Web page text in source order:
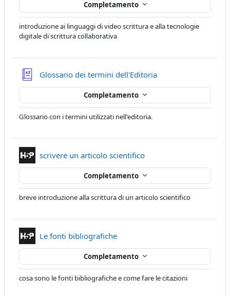
Completamento
introduzione ai linguaggi di video scrittura e alla tecnologie
digitale di scrittura collaborativa
Glossario dei termini dell'Editoria
Completamento
Glossario con i termini utilizzati nell'editoria.
scrivere un articolo scientificoContenuto Interattivo
Completamento
breve introduzione alla scrittura di un articolo scientifico
Le fonti bibliograficheContenuto Interattivo
Completamento
cosa sono le fonti bibliografiche e come fare le citazioni